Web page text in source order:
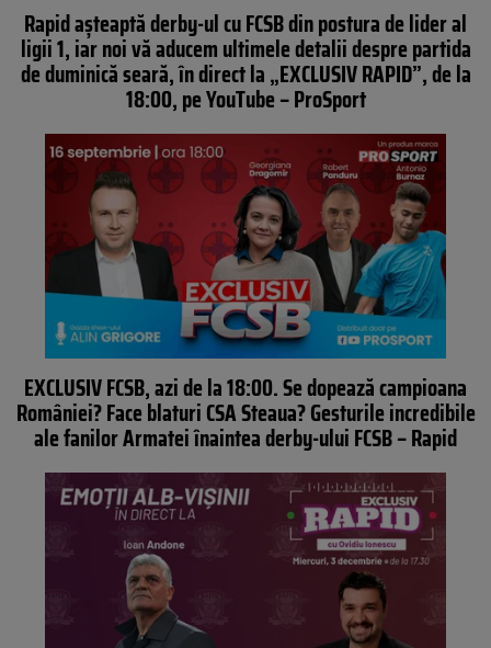
Rapid așteaptă derby-ul cu FCSB din postura de lider al
ligii 1, iar noi vă aducem ultimele detalii despre partida
de duminică seară, în direct la „EXCLUSIV RAPID”, de la
18:00, pe YouTube – ProSport
EXCLUSIV FCSB, azi de la 18:00. Se dopează campioana
României? Face blaturi CSA Steaua? Gesturile incredibile
ale fanilor Armatei înaintea derby-ului FCSB – Rapid